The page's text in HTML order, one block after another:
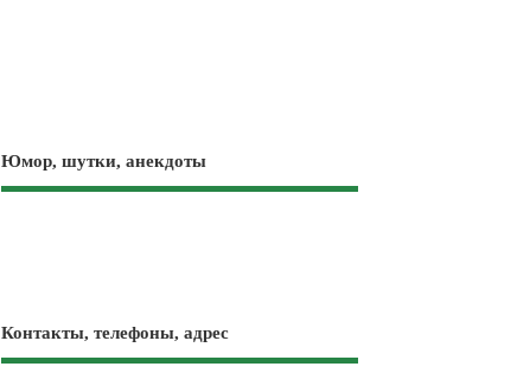
Юмор, шутки, анекдоты
Контакты, телефоны, адрес